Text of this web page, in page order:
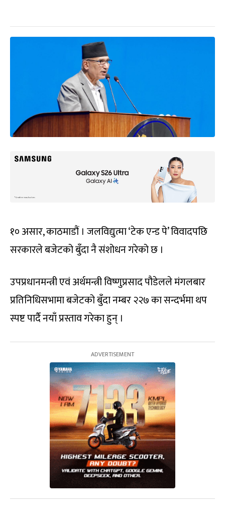
१० असार, काठमाडौं । जलविद्युत्मा ‘टेक एन्ड पे’ विवादपछि
सरकारले बजेटको बुँदा नै संशोधन गरेको छ ।
उपप्रधानमन्त्री एवं अर्थमन्त्री विष्णुप्रसाद पौडेलले मंगलबार
प्रतिनिधिसभामा बजेटको बुँदा नम्बर २२७ का सन्दर्भमा थप
स्पष्ट पार्दै नयाँ प्रस्ताव गरेका हुन् ।